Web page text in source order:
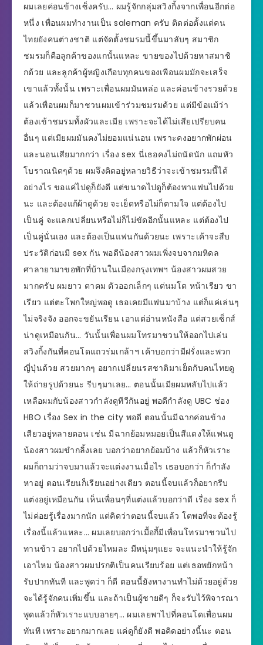
ผมเลยค่อนข้างเซ็งครับ… ผมรู้จักกลุ่มสวิงกิ้งจากเพื่อนอีกต่อ
หนึ่ง เพื่อนผมทำงานเป็น saleman ครับ ติดต่อตั้งแต่คน
ไทยยังคนต่างชาติ แต่จัดตั้งชมรมนี้ขึ้นมาลับๆ สมาชิก
ชมรมก็คือลูกค้าของแกนั้นแหละ ขายของไปด้วยหาสมาชิ
กด้วย และลูกค้าผู้หญิงเกือบทุกคนของเพือนผมมักจะเสร็จ
เขาแล้วทั้งนั้น เพราะเพื่อนผมมันหล่อ และค่อนข้างรวยด้วย
แล้วเพื่อนผมก็มาชวนผมเข้าร่วมชมรมด้วย แต่มีข้อแม้ว่า
ต้องเข้าชมรมทั้งผัวและเมีย เพราะจะได้ไม่เสียเปรียบคน
อื่นๆ แต่เมียผมมันคงไม่ยอมแน่นอน เพราะคงอยากพักผ่อน
และนอนเสียมากกว่า เรื่อง sex นี่เธอคงไม่ถนัดนัก แถมหัว
โบราณนิดๆด้วย ผมจึงคิดอยู่หลายวิธีว่าจะเข้าชมรมนี้ได้
อย่างไร ขอแค่ไปดูก็ยังดี แต่ขนาดไปดูก็ต้องพาแฟนไปด้วย
นะ และต้องแก้ผ้าดูด้วย จะเย็ดหรือไม่ก็ตามใจ แต่ต้องไป
เป็นคู่ จะแลกเปลี่ยนหรือไม่ก็ไม่ขัดอีกนั้นแหละ แต่ต้องไป
เป็นคู่นั่นเอง และต้องเป็นแฟนกันด้วยนะ เพราะเค้าจะสืบ
ประวัติก่อนมี sex กัน พอดีน้องสาวผมเพิ่งจบจากมหิดล
ศาลายามาขอพักที่บ้านในเมืองกรุงเทพฯ น้องสาวผมสวย
มากครับ ผมยาว ตาคม ตัวออกเล็กๆ แต่นมโต หน้าเรียว ขา
เรียว แต่ตะโพกใหญ่พอดู เธอเคยมีแฟนมาบ้าง แต่ก็แค่เล่นๆ
ไม่จริงจัง ออกจะขยันเรียน เอาแต่อ่านหนังสือ แต่สวยเซ็กส์
น่าดูเหมือนกัน… วันนั้นเพื่อนผมโทรมาชวนให้ออกไปเล่น
สวิงกิ้งกันที่คอนโดแถวร่มเกล้าฯ เค้าบอกว่ามีฝรั่งและพวก
ญี่ปุ่นด้วย สวยมากๆ อยากเปลี่ยนรสชาติมาเย็ดกับคนไทยดู
ให้ถ่ายรูปด้วยนะ รีบๆมาเลย… ตอนนั้นเมียผมหลับไปแล้ว
เหลือผมกับน้องสาวกำลังดูทีวีกันอยู่ พอดีกำลังดู UBC ช่อง
HBO เรื่อง Sex in the city พอดี ตอนนั้นมีฉากค่อนข้าง
เสียวอยู่หลายตอน เช่น มีฉากย้อมหมอยเป็นสีแดงให้แฟนดู
น้องสาวผมขำกลิ้งเลย บอกว่าอยากย้อมบ้าง แล้วก็หัวเราะ
ผมก็ถามว่าจบมาแล้วจะแต่งงานเมื่อไร เธอบอกว่า ก็กำลัง
หาอยู่ ตอนเรียนก็เรียนอย่างเดียว ตอนนี้จบแล้วก็อยากรีบ
แต่งอยู่เหมือนกัน เห็นเพื่อนๆที่แต่งแล้วบอกว่าดี เรื่อง sex ก็
ไม่ค่อยรู้เรื่องมากนัก แต่คิดว่าตอนนี้จบแล้ว โตพอที่จะต้องรู้
เรื่องนี้แล้วแหละ… ผมเลยบอกว่าเมื้อกี้มีเพื่อนโทรมาชวนไป
ทานข้าว อยากไปด้วยไหมละ มีหนุ่มๆแยะ จะแนะนำให้รู้จัก
เอาไหม น้องสาวผมปรกติเป็นคนเรียบร้อย แต่เธอพยักหน้า
รับปากทันที และพูดว่า ก็ดี ตอนนี้ยังหางานทำไม่ด้วยอยู่ด้วย
จะได้รู้จักคนเพิ่มขึ้น และถ้าเป็นผู้ชายดีๆ ก็จะรับไว้พิจารณา
พูดแล้วก็หัวเราะแบบอายๆ… ผมเลยพาไปที่คอนโดเพื่อนผม
ทันที เพราะอยากมากเลย แค่ดูก็ยังดี พอคิดอย่างนี้นะ ตอน